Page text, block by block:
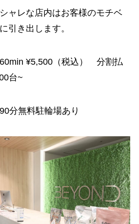
ャレな店内はお客様のモチベ
引き出します。
¥5,500（税込） 分割払
台~
分無料駐輪場あり